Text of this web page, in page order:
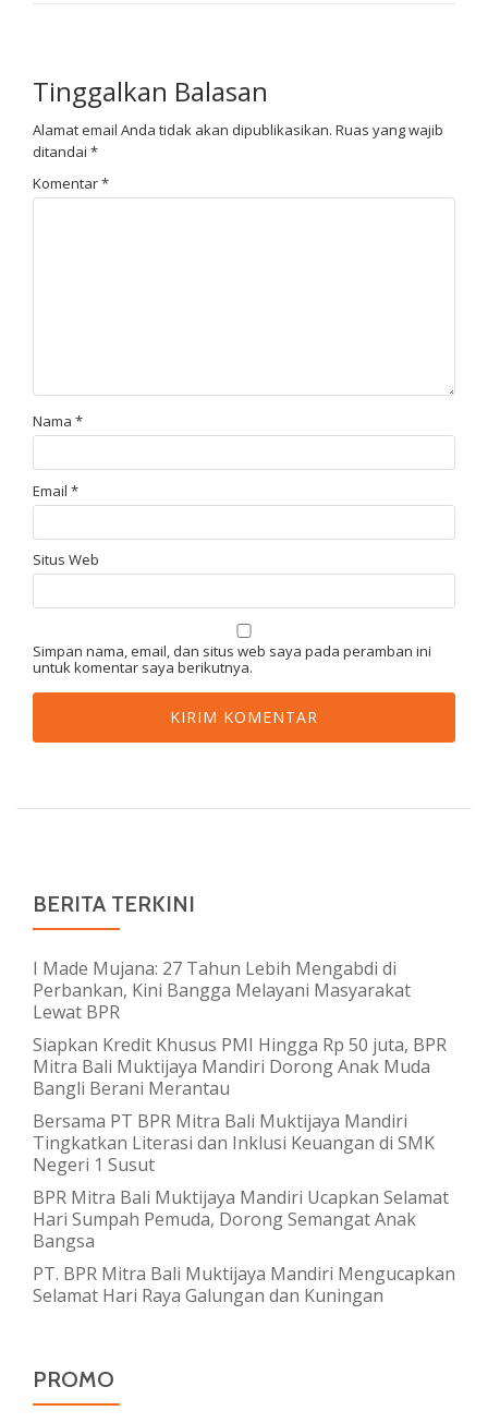
Tinggalkan Balasan
Alamat email Anda tidak akan dipublikasikan. Ruas yang wajib
ditandai *
Komentar*
Nama *
Email *
Situs Web
Simpan nama, email, dan situs web saya pada peramban ini
untuk komentar saya berikutnya.
BERITA TERKINI
I Made Mujana: 27 Tahun Lebih Mengabdi di
Perbankan, Kini Bangga Melayani Masyarakat
Lewat BPR
Siapkan Kredit Khusus PMI Hingga Rp 50 juta, BPR
Mitra Bali Muktijaya Mandiri Dorong Anak Muda
Bangli Berani Merantau
Bersama PT BPR Mitra Bali Muktijaya Mandiri
Tingkatkan Literasi dan Inklusi Keuangan di SMK
Negeri 1 Susut
BPR Mitra Bali Muktijaya Mandiri Ucapkan Selamat
Hari Sumpah Pemuda, Dorong Semangat Anak
Bangsa
PT. BPR Mitra Bali Muktijaya Mandiri Mengucapkan
Selamat Hari Raya Galungan dan Kuningan
PROMO